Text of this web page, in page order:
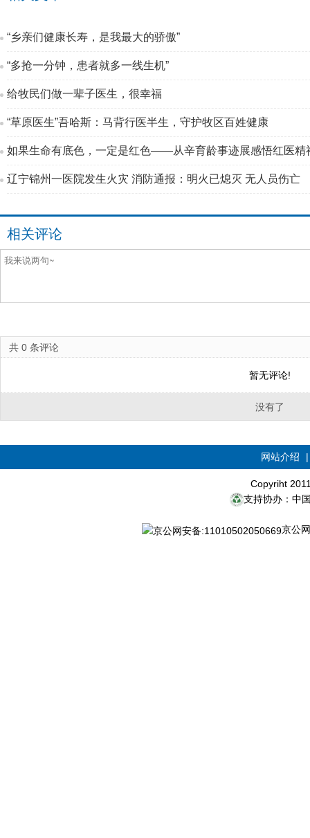
“乡亲们健康长寿，是我最大的骄傲”
“多抢一分钟，患者就多一线生机”
给牧民们做一辈子医生，很幸福
“草原医生”吾哈斯：马背行医半生，守护牧区百姓健康
如果生命有底色，一定是红色——从辛育龄事迹展感悟红医精
辽宁锦州一医院发生火灾 消防通报：明火已熄灭 无人员伤亡
相关评论
共 0 条评论
暂无评论!
没有了
网站介绍
Copyriht
支持协办：中
京公